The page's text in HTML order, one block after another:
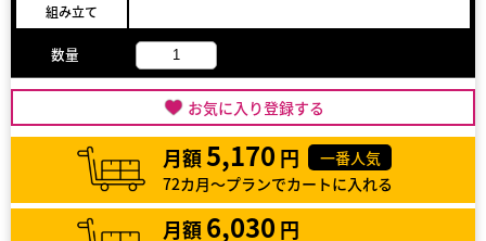
組み立て
数量
お気に入り登録する
月額5,170 円
一番人気
72カ月～プランでカートに入れる
月額 6,030 円